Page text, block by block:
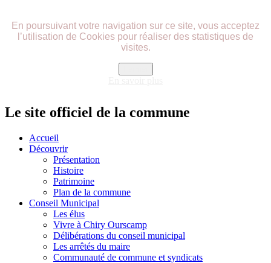
En poursuivant votre navigation sur ce site, vous acceptez
l’utilisation de Cookies pour réaliser des statistiques de
visites.
Le site officiel de la commune
Accueil
Découvrir
Présentation
Histoire
Patrimoine
Plan de la commune
Conseil Municipal
Les élus
Vivre à Chiry Ourscamp
Délibérations du conseil municipal
Les arrêtés du maire
Communauté de commune et syndicats